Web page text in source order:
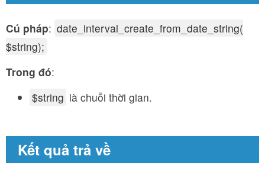
Cú pháp: date_interval_create_from_date_string(
$string);
Trong đó:
$string là chuỗi thời gian.
Kết quả trả về